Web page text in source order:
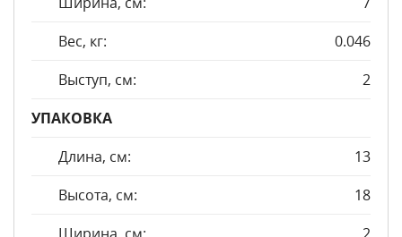
Вес, кг:
0.046
Выступ, см:
2
УПАКОВКА
Длина, см:
13
Высота, см:
18